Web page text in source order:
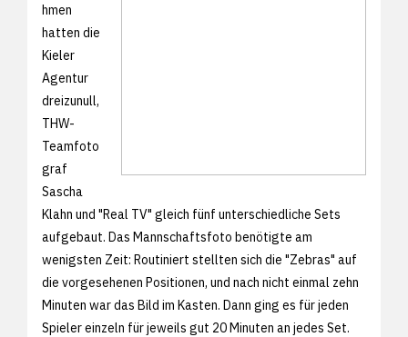
hmen
hatten die
Kieler
Agentur
dreizunull,
THW-
Teamfoto
graf
Sascha
Klahn und "Real TV" gleich fünf unterschiedliche Sets
aufgebaut. Das Mannschaftsfoto benötigte am
wenigsten Zeit: Routiniert stellten sich die "Zebras" auf
die vorgesehenen Positionen, und nach nicht einmal zehn
Minuten war das Bild im Kasten. Dann ging es für jeden
Spieler einzeln für jeweils gut 20 Minuten an jedes Set.